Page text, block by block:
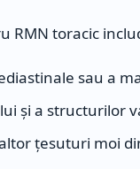
RMN toracic
sau a
și a structurilor
țesuturi moi